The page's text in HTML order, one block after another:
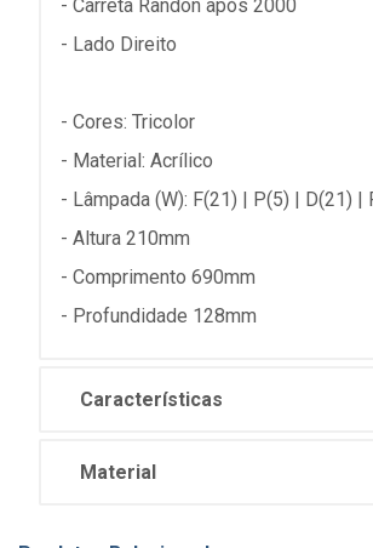
- Carreta Randon após 2000
- Lado Direito
- Cores: Tricolor
- Material: Acrílico
- Lâmpada (W): F(21) | P(5) | D(21) |
- Altura 210mm
- Comprimento 690mm
- Profundidade 128mm
Características
Material